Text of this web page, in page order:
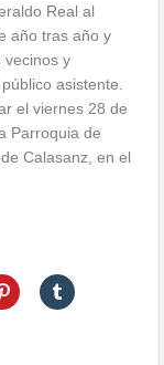
Real al
año tras año y
vecinos y
asistente.
el viernes 28 de
Parroquia de
Calasanz, en el